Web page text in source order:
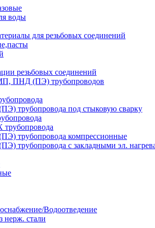
воды
для резьбовых соединений
резьбовых соединений
ПНД (ПЭ) трубопроводов
трубопровода под стыковую сварку
трубопровода компрессионные
трубопровода с закладными эл.
Водоотведение
нерж. стали